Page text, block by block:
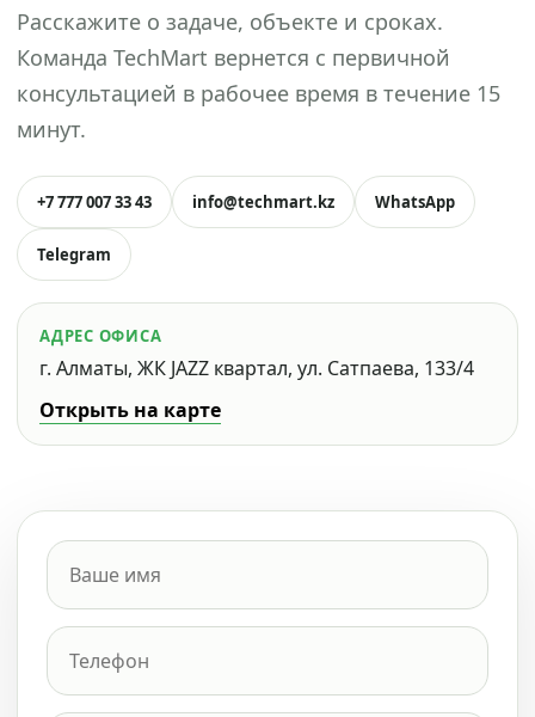
Расскажите о задаче, объекте и сроках.
Команда TechMart вернется с первичной
консультацией в рабочее время в течение 15
минут.
+7 777 007 33 43 info@techmart.kz WhatsApp
Telegram
АДРЕС ОФИСА
г. Алматы, ЖК JAZZ квартал, ул. Сатпаева, 133/4
Открыть на карте